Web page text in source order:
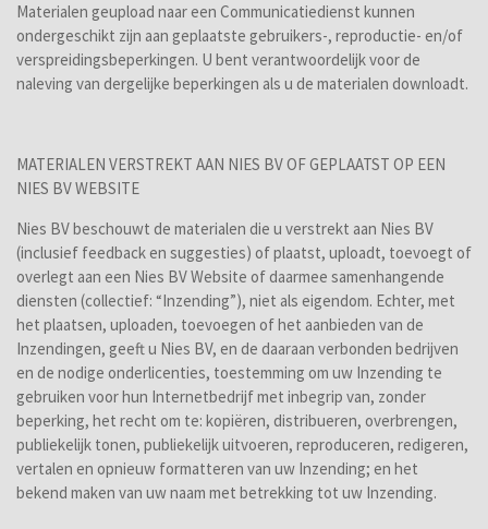
Materialen geupload naar een Communicatiedienst kunnen
ondergeschikt zijn aan geplaatste gebruikers-, reproductie- en/of
verspreidingsbeperkingen. U bent verantwoordelijk voor de
naleving van dergelijke beperkingen als u de materialen downloadt.
MATERIALEN VERSTREKT AAN NIES BV OF GEPLAATST OP EEN
NIES BV WEBSITE
Nies BV beschouwt de materialen die u verstrekt aan Nies BV
(inclusief feedback en suggesties) of plaatst, uploadt, toevoegt of
overlegt aan een Nies BV Website of daarmee samenhangende
diensten (collectief: “Inzending”), niet als eigendom. Echter, met
het plaatsen, uploaden, toevoegen of het aanbieden van de
Inzendingen, geeft u Nies BV, en de daaraan verbonden bedrijven
en de nodige onderlicenties, toestemming om uw Inzending te
gebruiken voor hun Internetbedrijf met inbegrip van, zonder
beperking, het recht om te: kopiëren, distribueren, overbrengen,
publiekelijk tonen, publiekelijk uitvoeren, reproduceren, redigeren,
vertalen en opnieuw formatteren van uw Inzending; en het
bekend maken van uw naam met betrekking tot uw Inzending.